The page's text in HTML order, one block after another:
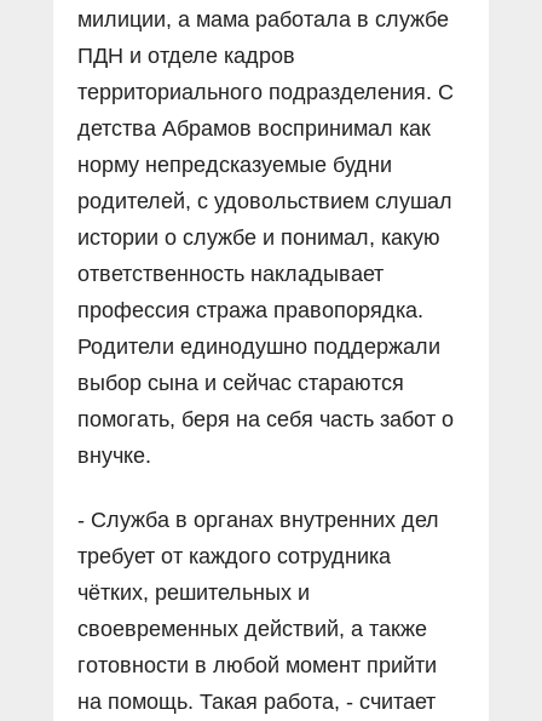
милиции, а мама работала в службе
ПДН и отделе кадров
территориального подразделения. С
детства Абрамов воспринимал как
норму непредсказуемые будни
родителей, с удовольствием слушал
истории о службе и понимал, какую
ответственность накладывает
профессия стража правопорядка.
Родители единодушно поддержали
выбор сына и сейчас стараются
помогать, беря на себя часть забот о
внучке.
- Служба в органах внутренних дел
требует от каждого сотрудника
чётких, решительных и
своевременных действий, а также
готовности в любой момент прийти
на помощь. Такая работа, - считает